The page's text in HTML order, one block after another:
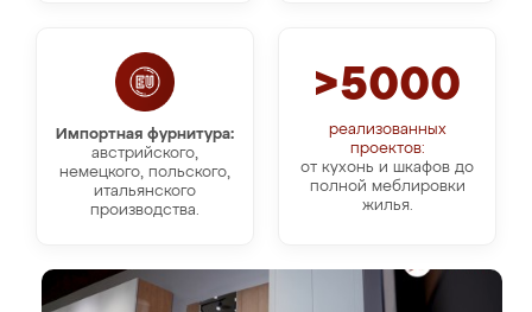
Импортная фурнитура:
австрийского,
немецкого, польского,
итальянского
производства.
>5000
реализованных
проектов:
от кухонь и шкафов до
полной меблировки
жилья.